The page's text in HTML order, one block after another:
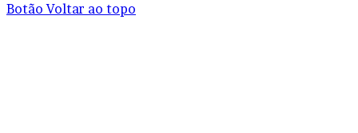
Botão Voltar ao topo